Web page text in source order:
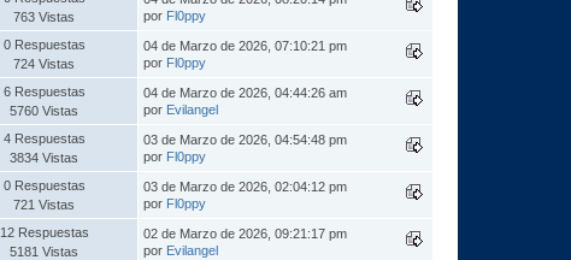
763 Vistas
por Fl0ppy
0 Respuestas
724 Vistas
04 de Marzo de 2026, 07:10:21 pm
por Fl0ppy
6 Respuestas
5760 Vistas
04 de Marzo de 2026, 04:44:26 am
por Evilangel
4 Respuestas
3834 Vistas
03 de Marzo de 2026, 04:54:48 pm
por Fl0ppy
0 Respuestas
721 Vistas
03 de Marzo de 2026, 02:04:12 pm
por Fl0ppy
12 Respuestas
5181 Vistas
02 de Marzo de 2026, 09:21:17 pm
por Evilangel